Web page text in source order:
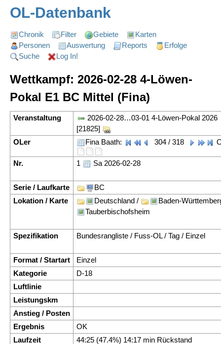
OL-Datenbank
Chronik Filter Gebiete
Karten
Personen
Auswertung Reports
Erfolge
Suche
Log In!
Wettkampf: 2026-02-28 4-Löwen-
Pokal E1 BC Mittel (Fina)
Veranstaltung
2026-02-28…03-01 4-Löwen-Pokal 2026
[21825]
OLer
Fina Baath: 304 / 318
Nr. 1 Sa 2026-02-28
Serie / Laufkarte
BC
Lokation / Karte
Deutschland /
Baden-
Tauberbischofsheim
Spezifikation Bundesrangliste / Fuss-OL / Tag / Einzel
Format / Startart
Einzel
Kategorie
D-18
Luftlinie
Leistungskm
Anstieg / Posten
Ergebnis
OK
Laufzeit
44:25 (47.4%) 14:17 min Rückstand